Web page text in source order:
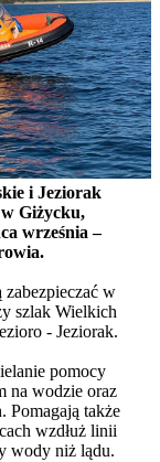
i Jeziorak
Giżycku,
września –
zabezpieczać w
szlak Wielkich
- Jeziorak.
pomocy
na wodzie oraz
Pomagają także
wzdłuż linii
wody niż lądu.